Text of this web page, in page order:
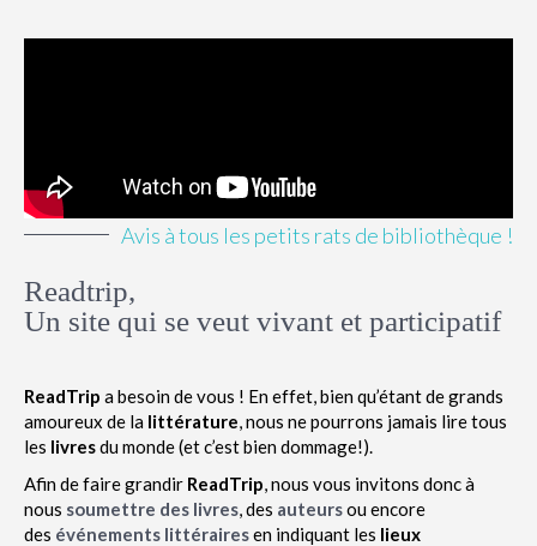
Avis à tous les petits rats de bibliothèque !
Readtrip,
Un site qui se veut vivant et participatif
ReadTrip a besoin de vous ! En effet, bien qu’étant de grands
amoureux de la littérature , nous ne pourrons jamais lire tous
les livresdu monde (et c’est bien dommage!).
Afin de faire grandir ReadTrip , nous vous invitons donc à
nous soumettre des livres , des auteursou encore
des événements littérairesen indiquant les lieux